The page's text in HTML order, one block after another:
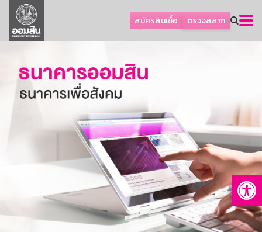
สมัครสินเชื่อ ตรวจสลาก
ลูกค้าธุรกิจ
ลูกค้าผู้ประกอบรายย่อย
ออมเพื่อสุข
เกี่ยวกับธนาคาร
การพัฒนาที่ยั่งยืน
บริการทางการเงิน
ติดต่อเรา
บริการออนไลน์